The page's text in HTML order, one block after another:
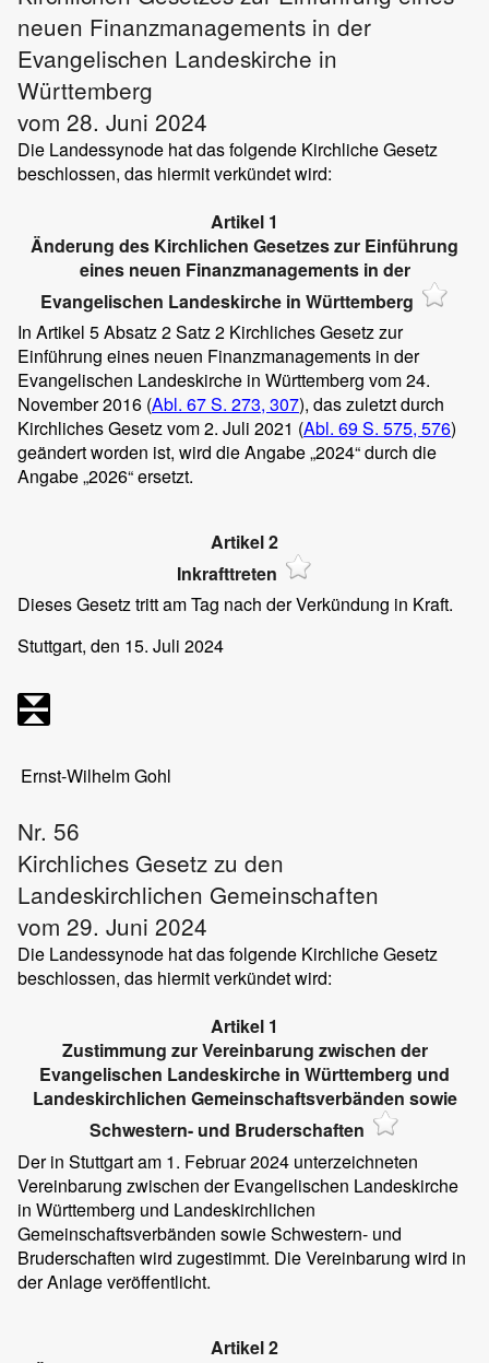
neuen Finanzmanagements in der
Evangelischen Landeskirche in
Württemberg
vom 28. Juni 2024
Die Landessynode hat das folgende Kirchliche Gesetz
beschlossen, das hiermit verkündet wird:
Artikel 1
Änderung des Kirchlichen Gesetzes zur Einführung
eines neuen Finanzmanagements in der
Evangelischen Landeskirche in Württemberg
In Artikel 5 Absatz 2 Satz 2 Kirchliches Gesetz zur
Einführung eines neuen Finanzmanagements in der
Evangelischen Landeskirche in Württemberg vom 24.
November 2016 (Abl. 67 S. 273, 307), das zuletzt durch
Kirchliches Gesetz vom 2. Juli 2021 (Abl. 69 S. 575, 576)
geändert worden ist, wird die Angabe „2024“ durch die
Angabe „2026“ ersetzt.
Artikel 2
Inkrafttreten
Dieses Gesetz tritt am Tag nach der Verkündung in Kraft.
Stuttgart, den 15. Juli 2024
Ernst-Wilhelm Gohl
Nr. 56
Kirchliches Gesetz zu den
Landeskirchlichen Gemeinschaften
vom 29. Juni 2024
Die Landessynode hat das folgende Kirchliche Gesetz
beschlossen, das hiermit verkündet wird:
Artikel 1
Zustimmung zur Vereinbarung zwischen der
Evangelischen Landeskirche in Württemberg und
Landeskirchlichen Gemeinschaftsverbänden sowie
Schwestern- und Bruderschaften
Der in Stuttgart am 1. Februar 2024 unterzeichneten
Vereinbarung zwischen der Evangelischen Landeskirche
in Württemberg und Landeskirchlichen
Gemeinschaftsverbänden sowie Schwestern- und
Bruderschaften wird zugestimmt. Die Vereinbarung wird in
der Anlage veröffentlicht.
Artikel 2